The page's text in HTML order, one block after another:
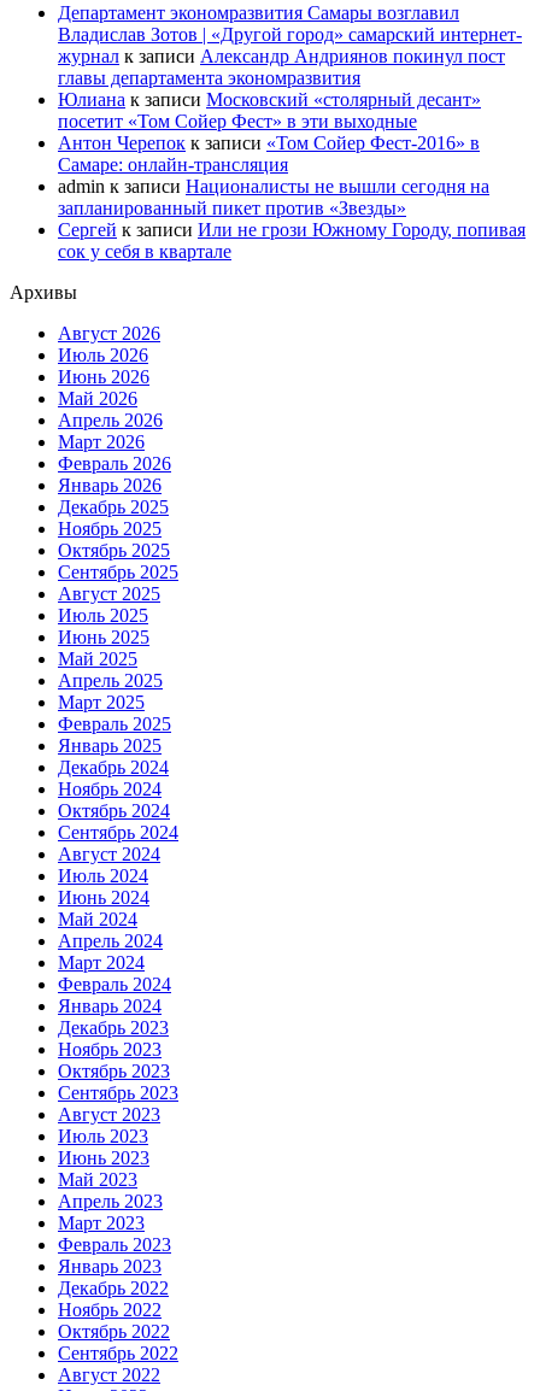
Департамент экономразвития Самары возглавил
Владислав Зотов | «Другой город» самарский интернет-
журнал к записи Александр Андриянов покинул пост
главы департамента экономразвития
Юлиана к записи Московский «столярный десант»
посетит «Том Сойер Фест» в эти выходные
Антон Черепок к записи «Том Сойер Фест-2016» в
Самаре: онлайн-трансляция
admin к записи Националисты не вышли сегодня на
запланированный пикет против «Звезды»
Сергей к записи Или не грози Южному Городу, попивая
сок у себя в квартале
Архивы
Август 2026
Июль 2026
Июнь 2026
Май 2026
Апрель 2026
Март 2026
Февраль 2026
Январь 2026
Декабрь 2025
Ноябрь 2025
Октябрь 2025
Сентябрь 2025
Август 2025
Июль 2025
Июнь 2025
Май 2025
Апрель 2025
Март 2025
Февраль 2025
Январь 2025
Декабрь 2024
Ноябрь 2024
Октябрь 2024
Сентябрь 2024
Август 2024
Июль 2024
Июнь 2024
Май 2024
Апрель 2024
Март 2024
Февраль 2024
Январь 2024
Декабрь 2023
Ноябрь 2023
Октябрь 2023
Сентябрь 2023
Август 2023
Июль 2023
Июнь 2023
Май 2023
Апрель 2023
Март 2023
Февраль 2023
Январь 2023
Декабрь 2022
Ноябрь 2022
Октябрь 2022
Сентябрь 2022
Август 2022